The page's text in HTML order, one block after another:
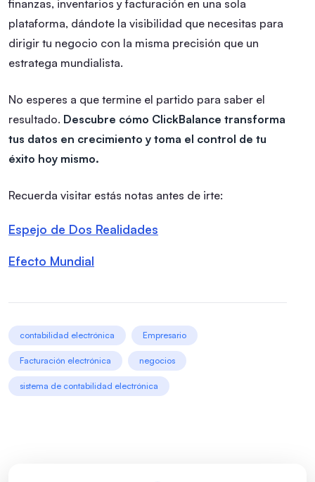
finanzas, inventarios y facturación en una sola
plataforma, dándote la visibilidad que necesitas para
dirigir tu negocio con la misma precisión que un
estratega mundialista.
No esperes a que termine el partido para saber el
resultado. Descubre cómo ClickBalance transforma
tus datos en crecimiento y toma el control de tu
éxito hoy mismo.
Recuerda visitar estás notas antes de irte:
Espejo de Dos Realidades
Efecto Mundial
contabilidad electrónica Empresario
Facturación electrónica negocios
sistema de contabilidad electrónica